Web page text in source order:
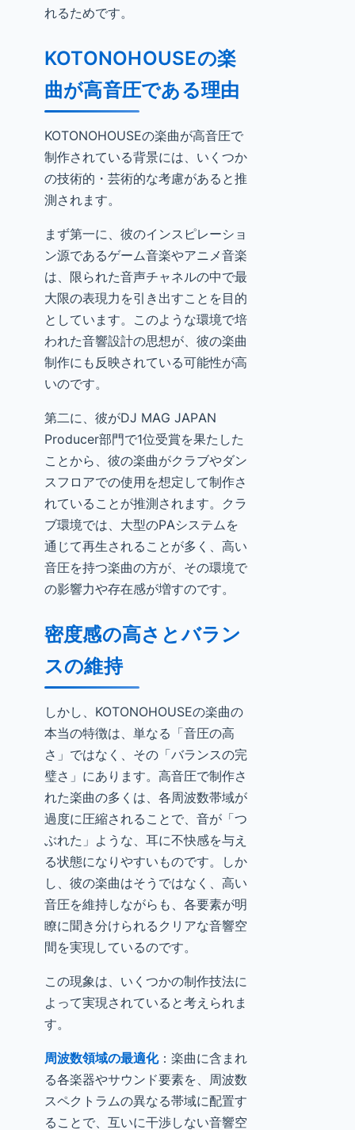
れるためです。
KOTONOHOUSEの楽
曲が高音圧である理由
KOTONOHOUSEの楽曲が高音圧で
制作されている背景には、いくつか
の技術的・芸術的な考慮があると推
測されます。
まず第一に、彼のインスピレーショ
ン源であるゲーム音楽やアニメ音楽
は、限られた音声チャネルの中で最
大限の表現力を引き出すことを目的
としています。このような環境で培
われた音響設計の思想が、彼の楽曲
制作にも反映されている可能性が高
いのです。
第二に、彼がDJ MAG JAPAN
Producer部門で1位受賞を果たした
ことから、彼の楽曲がクラブやダン
スフロアでの使用を想定して制作さ
れていることが推測されます。クラ
ブ環境では、大型のPAシステムを
通じて再生されることが多く、高い
音圧を持つ楽曲の方が、その環境で
の影響力や存在感が増すのです。
密度感の高さとバラン
スの維持
しかし、KOTONOHOUSEの楽曲の
本当の特徴は、単なる「音圧の高
さ」ではなく、その「バランスの完
璧さ」にあります。高音圧で制作さ
れた楽曲の多くは、各周波数帯域が
過度に圧縮されることで、音が「つ
ぶれた」ような、耳に不快感を与え
る状態になりやすいものです。しか
し、彼の楽曲はそうではなく、高い
音圧を維持しながらも、各要素が明
瞭に聞き分けられるクリアな音響空
間を実現しているのです。
この現象は、いくつかの制作技法に
よって実現されていると考えられま
す。
周波数領域の最適化：楽曲に含まれ
る各楽器やサウンド要素を、周波数
スペクトラムの異なる帯域に配置す
ることで、互いに干渉しない音響空